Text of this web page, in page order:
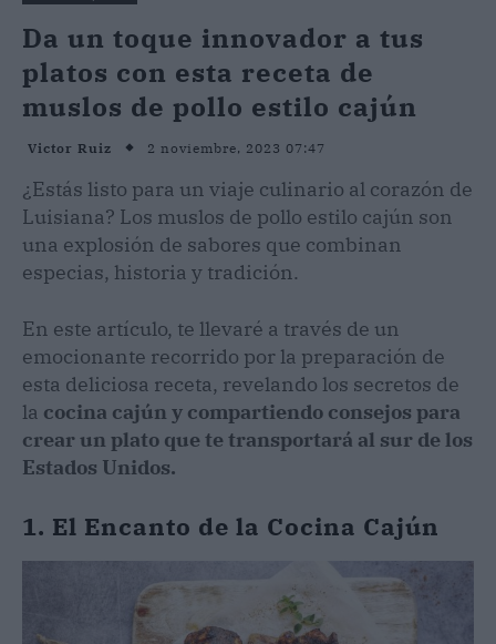
Da un toque innovador a tus
platos con esta receta de
muslos de pollo estilo cajún
Victor Ruiz 2 noviembre, 2023 07:47
¿Estás listo para un viaje culinario al corazón de
Luisiana? Los muslos de pollo estilo cajún son
una explosión de sabores que combinan
especias, historia y tradición.
En este artículo, te llevaré a través de un
emocionante recorrido por la preparación de
esta deliciosa receta, revelando los secretos de
la cocina cajún y compartiendo consejos para
crear un plato que te transportará al sur de los
Estados Unidos.
1. El Encanto de la Cocina Cajún